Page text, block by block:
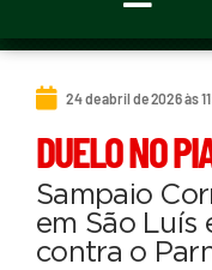
24 de abril de 2026 às
DUELO NO
Sampaio
em São Luís
contra o